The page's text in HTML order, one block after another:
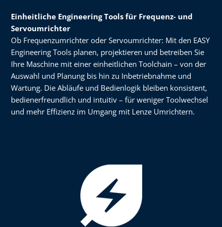
Einheitliche Engineering Tools für Frequenz- und
Servoumrichter
Ob Frequenzumrichter oder Servoumrichter: Mit den EASY
Engineering Tools planen, projektieren und betreiben Sie
Ihre Maschine mit einer einheitlichen Toolchain – von der
Auswahl und Planung bis hin zu Inbetriebnahme und
Wartung. Die Abläufe und Bedienlogik bleiben konsistent,
bedienerfreundlich und intuitiv – für weniger Toolwechsel
und mehr Effizienz im Umgang mit Lenze Umrichtern.